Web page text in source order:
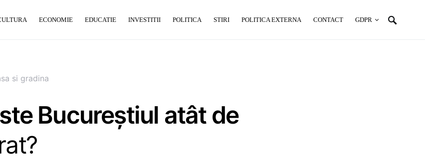
ECONOMIE EDUCATIE INVESTITII POLITICA STIRI POLITICA EXTERNA CONTACT GDPR
si gradina
Bucureștiul atât de